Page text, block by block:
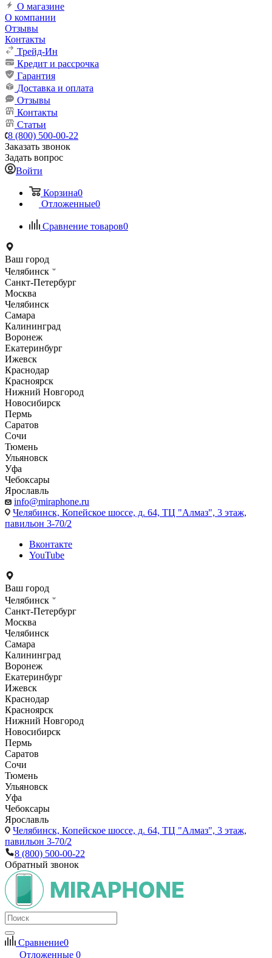
О магазине
О компании
Отзывы
Контакты
Трейд-Ин
Кредит и рассрочка
Гарантия
Доставка и оплата
Отзывы
Контакты
Статьи
8 (800) 500-00-22
Заказать звонок
Задать вопрос
Войти
Корзина0
Отложенные0
Сравнение товаров0
Ваш город
Челябинск
Санкт-Петербург
Москва
Челябинск
Самара
Калининград
Воронеж
Екатеринбург
Ижевск
Краснодар
Красноярск
Нижний Новгород
Новосибирск
Пермь
Саратов
Сочи
Тюмень
Ульяновск
Уфа
Чебоксары
Ярославль
info@miraphone.ru
Челябинск, Копейское шоссе, д. 64, ТЦ "Алмаз", 3 этаж,
павильон 3-70/2
Вконтакте
YouTube
Ваш город
Челябинск
Санкт-Петербург
Москва
Челябинск
Самара
Калининград
Воронеж
Екатеринбург
Ижевск
Краснодар
Красноярск
Нижний Новгород
Новосибирск
Пермь
Саратов
Сочи
Тюмень
Ульяновск
Уфа
Чебоксары
Ярославль
Челябинск, Копейское шоссе, д. 64, ТЦ "Алмаз", 3 этаж,
павильон 3-70/2
8 (800) 500-00-22
Обратный звонок
Сравнение0
Отложенные 0